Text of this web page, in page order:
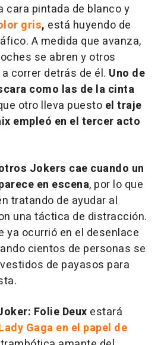
cara pintada de blanco y
gris, está huyendo de
A medida que avanza,
se abren y otros
correr detrás de él. Uno de
como las de la cinta
otro lleva puesto el traje
empleó en el tercer acto
Jokers cae cuando un
en escena, por lo que
tratando de ayudar al
una táctica de distracción.
ya ocurrió en el desenlace
cientos de personas se
de payasos para
Folie Deux estará
Gaga en el papel de